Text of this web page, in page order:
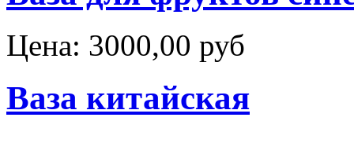
Цена: 3000,00 руб
Ваза китайская